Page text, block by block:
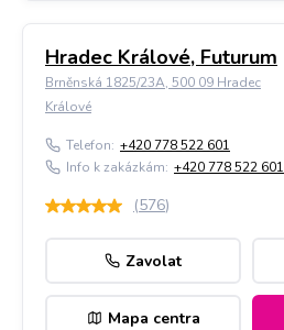
Hradec Králové, Futurum
Brněnská 1825/23A, 500 09 Hradec
Králové
Telefon: +420 778 522 601
Info k zakázkám: +420 778 522 601
(576)
Zavolat
Mapa centra